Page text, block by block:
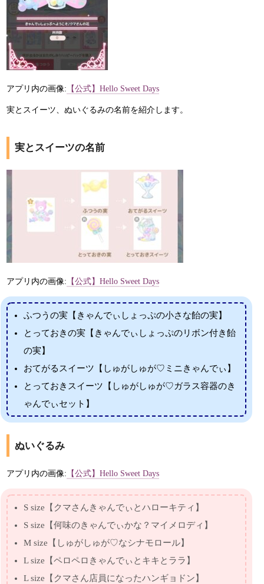
アプリ内の画像: 【公式】Hello Sweet Days
実とスイーツ、ぬいぐるみの名前を紹介します。
実とスイーツの名前
アプリ内の画像: 【公式】Hello Sweet Days
ふつうの実【きゃんでぃしょっぷの小さな飴の実】
とっておきの実【きゃんでぃしょっぷのリボン付き飴
の実】
おてがるスイーツ【しゅがしゅが♡ミニきゃんでぃ】
とっておきスイーツ【しゅがしゅが♡ガラス容器のき
ゃんでぃセット】
ぬいぐるみ
アプリ内の画像: 【公式】Hello Sweet Days
S size【クマさんきゃんでぃとハローキティ】
S size【何味のきゃんでぃかな？マイメロディ】
M size【しゅがしゅが♡なシナモロール】
L size【ペロペロきゃんでぃとキキとララ】
L size【クマさん店員になったハンギョドン】